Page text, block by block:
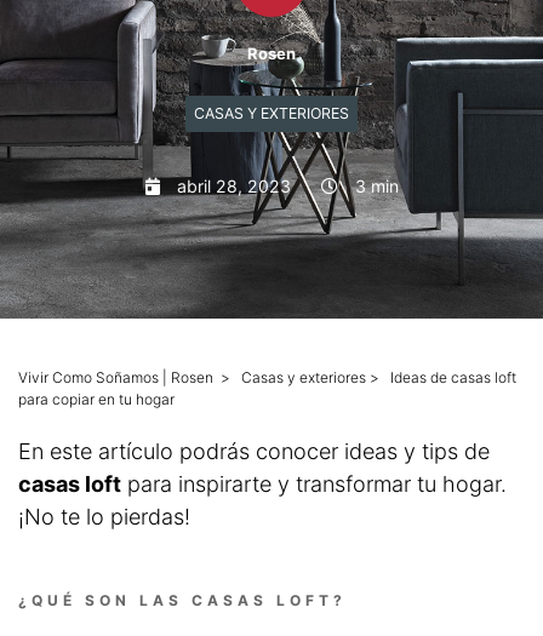
Mascotas
Guías descargables
Rosen
CASAS Y EXTERIORES
abril 28, 2023 3 min
Vivir Como Soñamos | Rosen > Casas y exteriores > Ideas de casas loft
para copiar en tu hogar
En este artículo podrás conocer ideas y tips de
casas loft para inspirarte y transformar tu hogar.
¡No te lo pierdas!
¿QUÉ SON LAS CASAS LOFT?